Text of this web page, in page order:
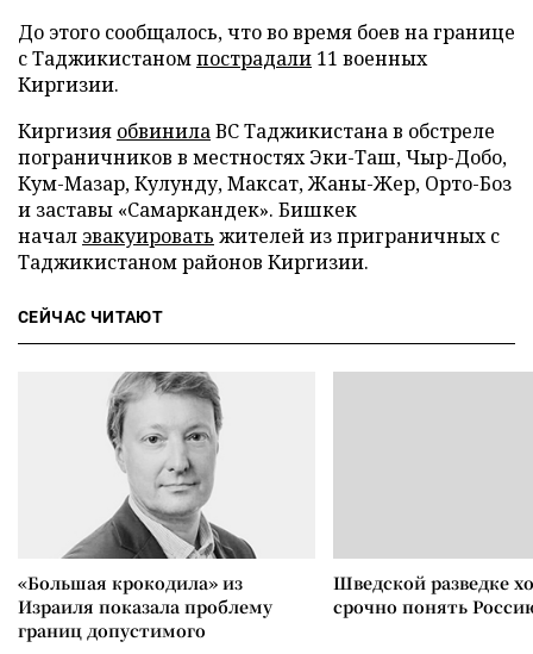
До этого сообщалось, что во время боев на границе
с Таджикистаномпострадали 11 военных
Киргизии.
Киргизия обвинилаВС Таджикистана в обстреле
пограничников в местностях Эки-Таш, Чыр-Добо,
Кум-Мазар, Кулунду, Максат, Жаны-Жер, Орто-Боз
и заставы «Самаркандек». Бишкек
начал эвакуировать жителей из приграничных с
Таджикистаном районов Киргизии.
СЕЙЧАС ЧИТАЮТ
«Большая крокодила» из
Израиля показала проблему
границ допустимого
Шведской разведке
срочно понять